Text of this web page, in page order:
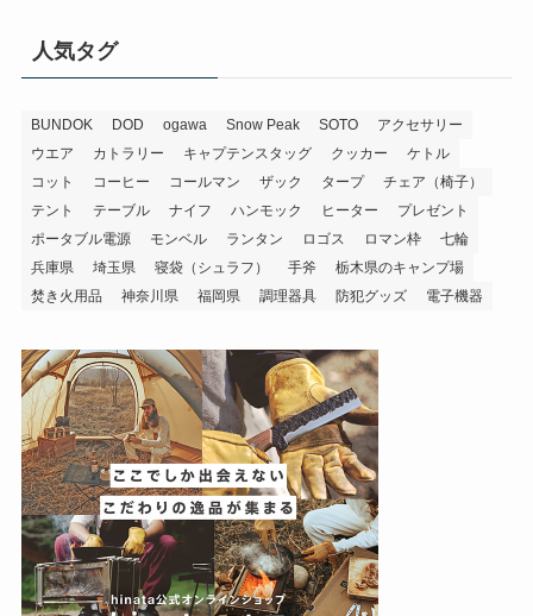
人気タグ
BUNDOK DOD ogawa Snow Peak SOTO
アクセサリー
ウエア
カトラリー キャプテンスタッグ クッカー
ケトル
コット
コーヒー コールマン ザック タープ
チェア（椅子）
テント
テーブル ナイフ ハンモック ヒーター
プレゼント
ポータブル電源
モンベル ランタン ロゴス ロマン枠
七輪
兵庫県
埼玉県 寝袋（シュラフ） 手斧
栃木県のキャンプ場
焚き火用品
神奈川県 福岡県 調理器具 防犯グッズ 電子機器